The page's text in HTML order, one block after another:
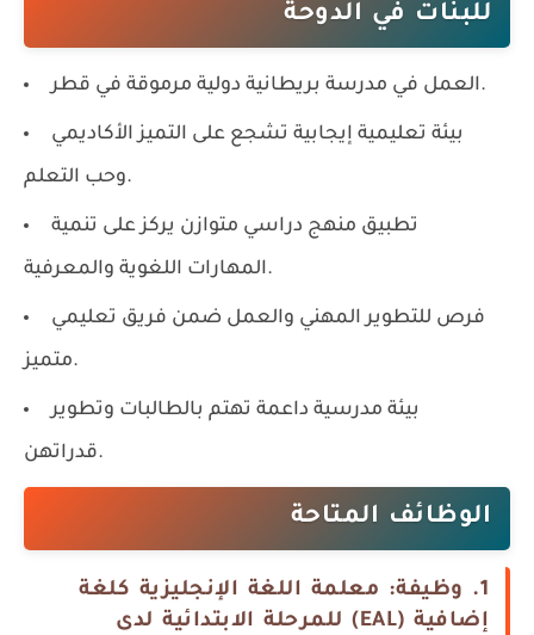
للبنات في الدوحة
العمل في مدرسة بريطانية دولية مرموقة في قطر.
بيئة تعليمية إيجابية تشجع على التميز الأكاديمي
وحب التعلم.
تطبيق منهج دراسي متوازن يركز على تنمية
المهارات اللغوية والمعرفية.
فرص للتطوير المهني والعمل ضمن فريق تعليمي
متميز.
بيئة مدرسية داعمة تهتم بالطالبات وتطوير
قدراتهن.
الوظائف المتاحة
1. وظيفة: معلمة اللغة الإنجليزية كلغة
إضافية (EAL) للمرحلة الابتدائية لدى